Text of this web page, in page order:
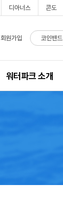
디아너스 콘도
회원가입 코인밴드
워터파크 소개